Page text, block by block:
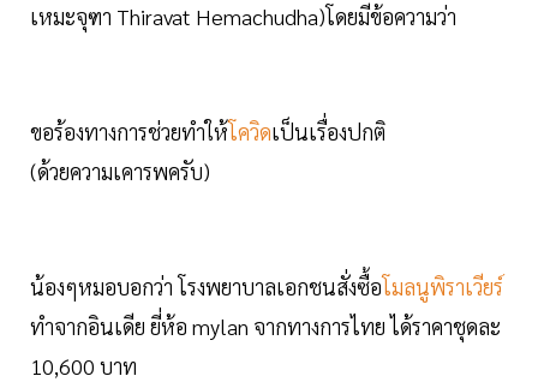
เหมะจุฑา Thiravat Hemachudha)โดยมีข้อความว่า
ขอร้องทางการช่วยทำให้โควิดเป็นเรื่องปกติ
(ด้วยความเคารพครับ)
น้องๆหมอบอกว่า โรงพยาบาลเอกชนสั่งซื้อโมลนูพิราเวียร์
ทำจากอินเดีย ยี่ห้อ mylan จากทางการไทย ได้ราคาชุดละ
10,600 บาท